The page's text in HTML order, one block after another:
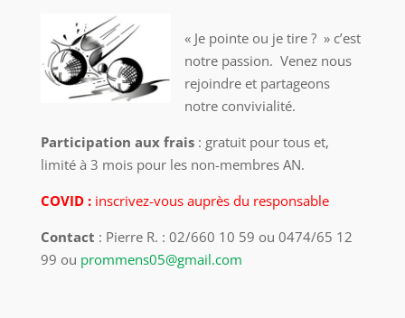
« Je pointe ou je tire ? » c’est
notre passion. Venez nous
rejoindre et partageons
notre convivialité.
Participation aux frais: gratuit pour tous et,
limité à 3 mois pour les non-membres AN.
COVID : inscrivez-vous auprès du responsable
Contact : Pierre R. : 02/660 10 59 ou 0474/65 12
99 ou prommens05@gmail.com